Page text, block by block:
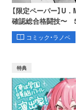
【限定ペーパー】U
確認総合格闘技〜
コミック・ラノベ
特典